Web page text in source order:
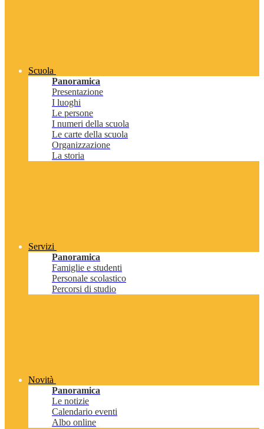
Scuola
Panoramica
Presentazione
I luoghi
Le persone
I numeri della scuola
Le carte della scuola
Organizzazione
La storia
Servizi
Panoramica
Famiglie e studenti
Personale scolastico
Percorsi di studio
Novità
Panoramica
Le notizie
Calendario eventi
Albo online